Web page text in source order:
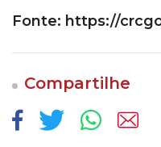
Fonte: https://
Compartilhe